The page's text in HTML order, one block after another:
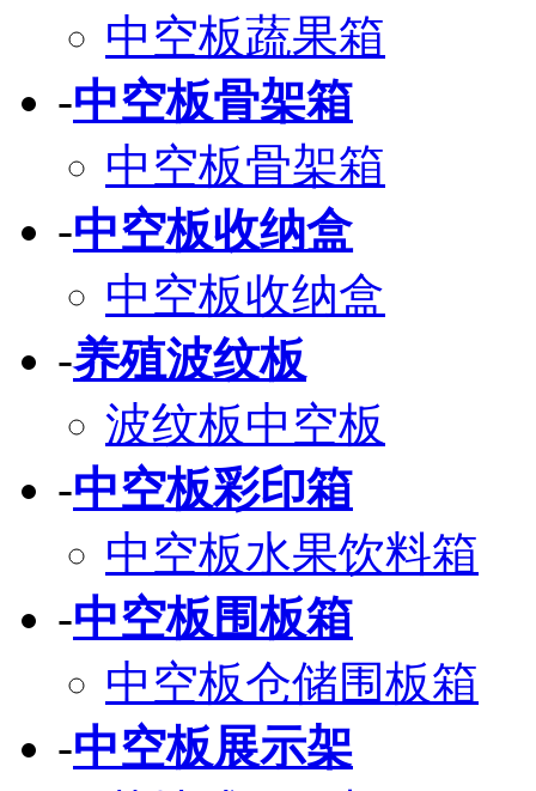
中空板蔬果箱
-中空板骨架箱
中空板骨架箱
-中空板收纳盒
中空板收纳盒
-养殖波纹板
波纹板中空板
-中空板彩印箱
中空板水果饮料箱
-中空板围板箱
中空板仓储围板箱
-中空板展示架